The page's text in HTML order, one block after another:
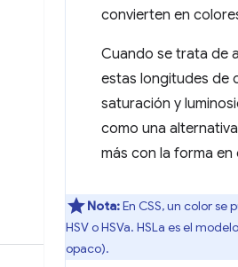
convierten en
Cuando se trata de
estas longitudes de
saturación y
como una
más con la forma
Nota:En CSS, un color se
HSV o HSVa. HSLa es el
opaco).